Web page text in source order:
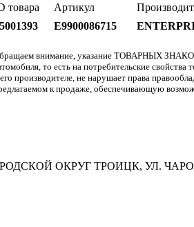
товара Артикул
E9900086715
внимание, указание ТОВАРНЫХ ЗНАКОВ
то есть на потребительские
производителе, не нарушает права
к продаже, обеспечивающую
ОКРУГ ТРОИЦК, УЛ.